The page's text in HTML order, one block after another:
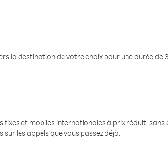
la destination de votre choix pour une durée de
fixes et mobiles internationales à prix réduit, sans
les appels que vous passez déjà.